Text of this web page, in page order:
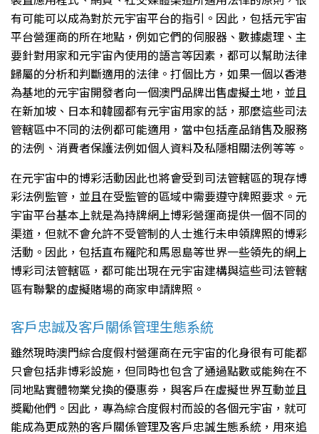
有可能可以成為對於元宇宙平台的指引。因此，包括元宇宙
平台營運商的所在地點，例如它們的伺服器、數據處理、主
要針對用家和元宇宙內使用的語言等因素，都可以幫助法律
歸屬的分析和判斷適用的法律。打個比方，如果一個以香港
為基地的元宇宙開發者向一個澳門品牌出售虛擬土地，並且
在新加坡、日本和韓國都有元宇宙用家的話，那麼這些司法
管轄區中不同的法例都可能適用，當中包括產品銷售及服務
的法例、消費者保護法例如個人資料及私隱相關法例等等。
在元宇宙中的博彩活動因此也將會受到司法管轄區的現存博
彩法例監管，並且在受監管的區域中需要遵守牌照要求。元
宇宙平台基本上就是為持牌網上博彩營運商提供一個不同的
渠道，但就不會允許不受管制的人士進行未申領牌照的博彩
活動。因此，包括直布羅陀和馬恩島等世界一些領先的網上
博彩司法管轄區，都可能出現在元宇宙建構與這些司法管轄
區有聯繫的虛擬賭場的商家申請牌照。
客戶忠誠及客戶關係管理生態系統
雖然現時澳門綜合度假村營運商在元宇宙的化身很有可能都
只會包括非博彩設施，但同時也包含了通過點數或能夠在不
同地點實體物業兌換的優惠劵，與客戶在虛擬世界互動並且
獎勵他們。因此，專為綜合度假村而設的各個元宇宙，就可
能成為更成熟的客戶關係管理及客戶忠誠生態系統，用來追